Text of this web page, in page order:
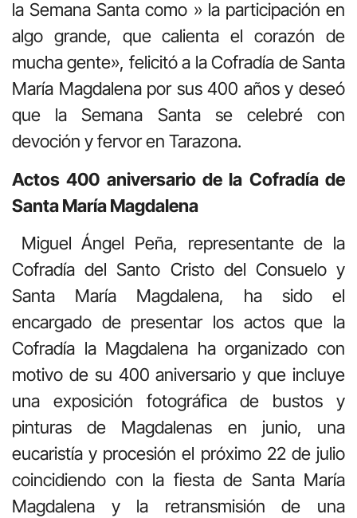
la Semana Santa como » la participación en
algo grande, que calienta el corazón de
mucha gente», felicitó a la Cofradía de Santa
María Magdalena por sus 400 años y deseó
que la Semana Santa se celebré con
devoción y fervor en Tarazona.
Actos 400 aniversario de la Cofradía de
Santa María Magdalena
Miguel Ángel Peña, representante de la
Cofradía del Santo Cristo del Consuelo y
Santa María Magdalena, ha sido el
encargado de presentar los actos que la
Cofradía la Magdalena ha organizado con
motivo de su 400 aniversario y que incluye
una exposición fotográfica de bustos y
pinturas de Magdalenas en junio, una
eucaristía y procesión el próximo 22 de julio
coincidiendo con la fiesta de Santa María
Magdalena y la retransmisión de una